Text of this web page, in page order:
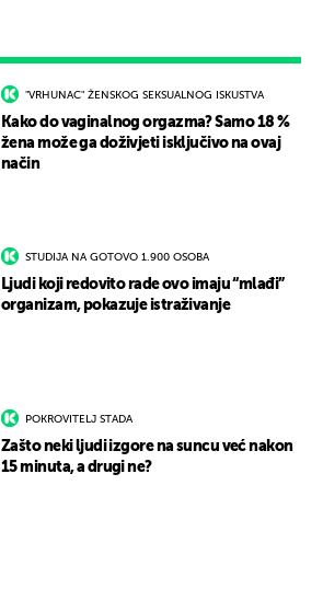
"VRHUNAC" ŽENSKOG SEKSUALNOG ISKUSTVA
Kako do vaginalnog orgazma? Samo 18 %
žena može ga doživjeti isključivo na ovaj
način
STUDIJA NA GOTOVO 1.900 OSOBA
Ljudi koji redovito rade ovo imaju “mlađi”
organizam, pokazuje istraživanje
POKROVITELJ STADA
Zašto neki ljudi izgore na suncu već nakon
15 minuta, a drugi ne?